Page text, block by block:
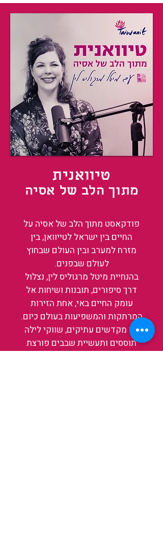
טיוואנית
מתוך הלב של אסיה
פודקאסט מתוך הלב של אסיה על
החיים בין ישראל לטייוואן, בין
מזרח למערב ובין העולם שבחוץ
לעולם שבפנים.
בהנחיית מיטל מרגוליס לין, נצלול
דרך סיפורים, תובנות ושיחות אל
עומק החיים באי, אחת הזירות
המרתקות והמשפיעות בעולם כיום.
בין מקדשים עתיקים, שווקי לילה
תוססים ותעשיית שבבים פורצת